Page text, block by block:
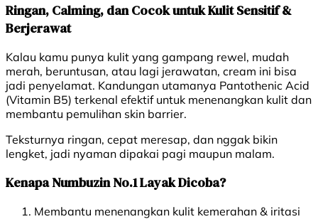
Ringan, Calming, dan Cocok untuk Kulit Sensitif &
Berjerawat
Kalau kamu punya kulit yang gampang rewel, mudah
merah, beruntusan, atau lagi jerawatan, cream ini bisa
jadi penyelamat. Kandungan utamanya Pantothenic Acid
(Vitamin B5) terkenal efektif untuk menenangkan kulit dan
membantu pemulihan skin barrier.
Teksturnya ringan, cepat meresap, dan nggak bikin
lengket, jadi nyaman dipakai pagi maupun malam.
Kenapa Numbuzin No.1 Layak Dicoba?
Membantu menenangkan kulit kemerahan & iritasi